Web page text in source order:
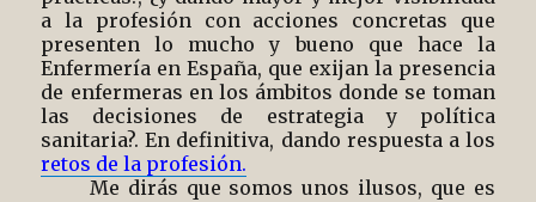
a la profesión con acciones concretas que
presenten lo mucho y bueno que hace la
Enfermería en España, que exijan la presencia
de enfermeras en los ámbitos donde se toman
las decisiones de estrategia y política
sanitaria?. En definitiva, dando respuesta a los
retos de la profesión.
Me dirás que somos unos ilusos, que es